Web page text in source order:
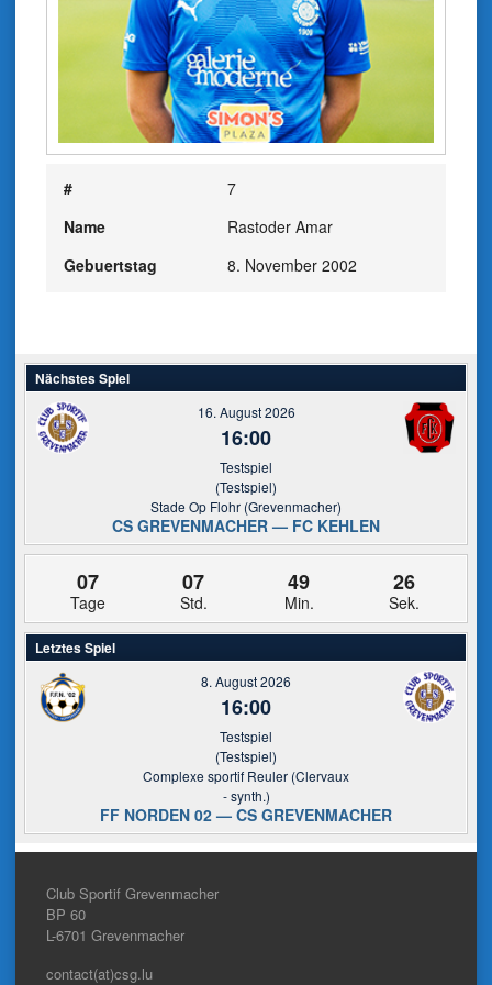
#
7
Name
Rastoder Amar
Gebuertstag
8. November 2002
Nächstes Spiel
16. August 2026
16:00
Testspiel
(Testspiel)
Stade Op Flohr (Grevenmacher)
CS GREVENMACHER — FC KEHLEN
07
Tage
07
Std.
49
Min.
26
Sek.
Letztes Spiel
8. August 2026
16:00
Testspiel
(Testspiel)
Complexe sportif Reuler (Clervaux
- synth.)
FF NORDEN 02 — CS GREVENMACHER
Club Sportif Grevenmacher
BP 60
L-6701 Grevenmacher
contact(at)csg.lu